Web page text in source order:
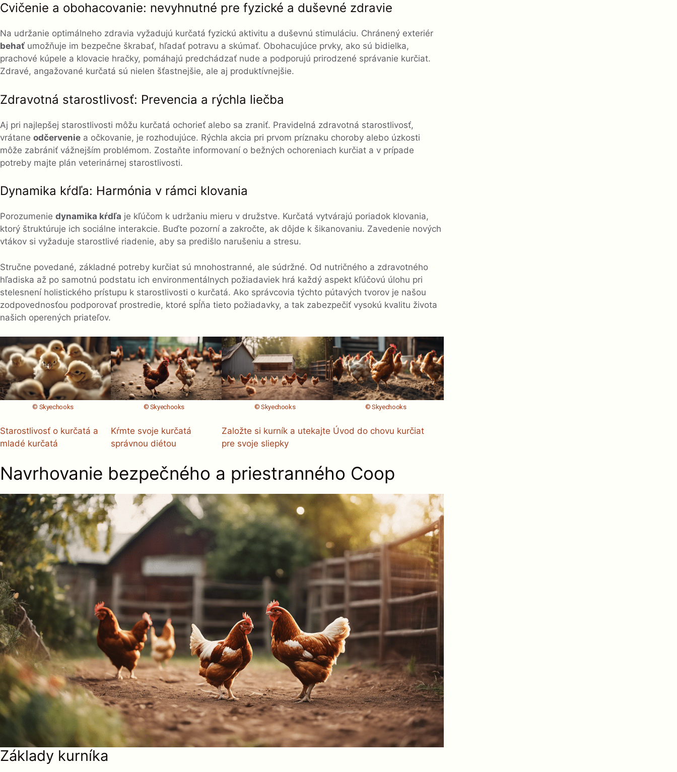
Cvičenie a obohacovanie: nevyhnutné pre fyzické a duševné zdravie
Na udržanie optimálneho zdravia vyžadujú kurčatá fyzickú aktivitu a duševnú stimuláciu. Chránený exteriér
behať umožňuje im bezpečne škrabať, hľadať potravu a skúmať. Obohacujúce prvky, ako sú bidielka,
prachové kúpele a klovacie hračky, pomáhajú predchádzať nude a podporujú prirodzené správanie kurčiat.
Zdravé, angažované kurčatá sú nielen šťastnejšie, ale aj produktívnejšie.
Zdravotná starostlivosť: Prevencia a rýchla liečba
Aj pri najlepšej starostlivosti môžu kurčatá ochorieť alebo sa zraniť. Pravidelná zdravotná starostlivosť,
vrátane odčervenie a očkovanie, je rozhodujúce. Rýchla akcia pri prvom príznaku choroby alebo úzkosti
môže zabrániť vážnejším problémom. Zostaňte informovaní o bežných ochoreniach kurčiat a v prípade
potreby majte plán veterinárnej starostlivosti.
Dynamika kŕdľa: Harmónia v rámci klovania
Porozumenie dynamika kŕdľa je kľúčom k udržaniu mieru v družstve. Kurčatá vytvárajú poriadok klovania,
ktorý štruktúruje ich sociálne interakcie. Buďte pozorní a zakročte, ak dôjde k šikanovaniu. Zavedenie nových
vtákov si vyžaduje starostlivé riadenie, aby sa predišlo narušeniu a stresu.
Stručne povedané, základné potreby kurčiat sú mnohostranné, ale súdržné. Od nutričného a zdravotného
hľadiska až po samotnú podstatu ich environmentálnych požiadaviek hrá každý aspekt kľúčovú úlohu pri
stelesnení holistického prístupu k starostlivosti o kurčatá. Ako správcovia týchto pútavých tvorov je našou
zodpovednosťou podporovať prostredie, ktoré spĺňa tieto požiadavky, a tak zabezpečiť vysokú kvalitu života
našich operených priateľov.
© Skyechooks
Starostlivosť o kurčatá a
mladé kurčatá
© Skyechooks
Kŕmte svoje kurčatá
správnou diétou
© Skyechooks
Založte si kurník a utekajte
pre svoje sliepky
© Skyechooks
Úvod do chovu kurčiat
Navrhovanie bezpečného a priestranného Coop
Základy kurníka